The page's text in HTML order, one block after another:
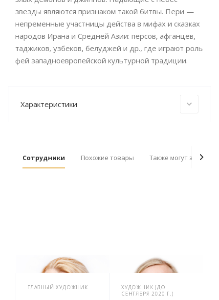
звезды являются признаком такой битвы. Пери —
непременные участницы действа в мифах и сказках
народов Ирана и Средней Азии: персов, афганцев,
таджиков, узбеков, белуджей и др., где играют роль
фей западноевропейской культурной традиции.
Характеристики
Сотрудники Похожие товары Также могут
ГЛАВНЫЙ ХУДОЖНИК
ХУДОЖНИК (ДО
СЕНТЯБРЯ 2020 Г.)